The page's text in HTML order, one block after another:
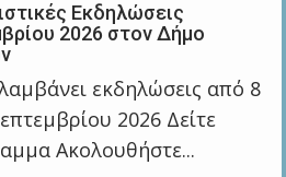
Εκδηλώσεις
2026 στον Δήμο
εκδηλώσεις από 8
2026 Δείτε
Ακολουθήστε...